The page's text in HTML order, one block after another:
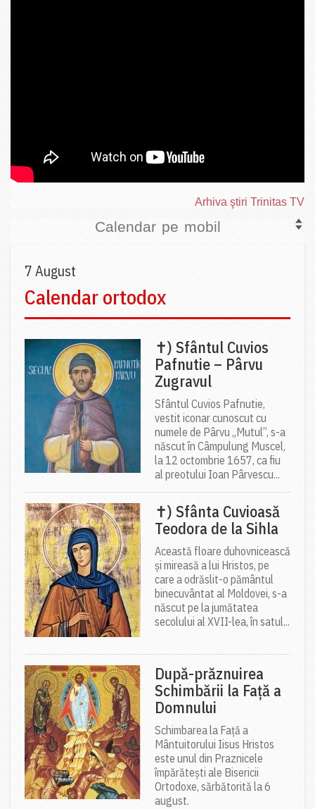
Arhiva ştiri Trinitas TV
Calendar pe mobil
7 August
Calendar ortodox
✝) Sfântul Cuvios
Pafnutie – Pârvu
Zugravul
Sfântul Cuvios Pafnutie,
vestit iconar cunoscut cu
numele de Pârvu „Mutul”, s-a
născut în Câmpulung Muscel,
la 12 octombrie 1657, ca fiu
al preotului Ioan Pârvescu...
✝) Sfânta Cuvioasă
Teodora de la Sihla
Această floare duhovnicească
și mireasă a lui Hristos, pe
care a odrăslit-o pământul
binecuvântat al Moldovei, s-a
născut pe la jumătatea
secolului al XVII-lea, în satul...
După-prăznuirea
Schimbării la Față a
Domnului
Schimbarea la Față a
Mântuitorului Iisus Hristos
este unul din Praznicele
împărătești ale Bisericii
Ortodoxe, sărbătorită la 6
august.